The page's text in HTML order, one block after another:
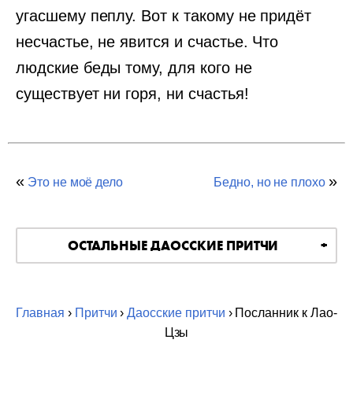
угасшему пеплу. Вот к такому не придёт
несчастье, не явится и счастье. Что
людские беды тому, для кого не
существует ни горя, ни счастья!
« Это не моё дело Бедно, но не плохо »
ОСТАЛЬНЫЕ ДАОССКИЕ ПРИТЧИ
Главная › Притчи ›Даосские притчи › Посланник к Лао-
Цзы